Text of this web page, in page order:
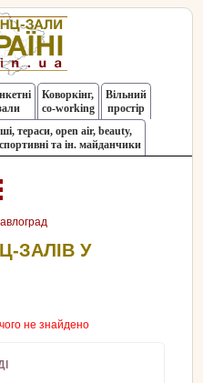
Коворкінг,
co-working
Вільний
простір
тераси, оpen air, beauty,
та ін. майданчики
ЗАЛІВ У
не знайдено